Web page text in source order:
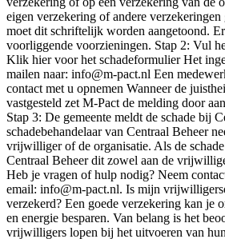
eigen verzekering of andere verzekeringen
moet dit schriftelijk worden aangetoond.
voorliggende voorzieningen. Stap 2: Vul
Klik hier voor het schadeformulier Het
mailen naar: info@m-pact.nl Een
contact met u opnemen Wanneer de
vastgesteld zet M-Pact de melding door
Stap 3: De gemeente meldt de schade bij
schadebehandelaar van Centraal Beheer
vrijwilliger of de organisatie. Als de
Centraal Beheer dit zowel aan de
Heb je vragen of hulp nodig? Neem
email: info@m-pact.nl. Is mijn
verzekerd? Een goede verzekering kan je
en energie besparen. Van belang is het
vrijwilligers lopen bij het uitvoeren van